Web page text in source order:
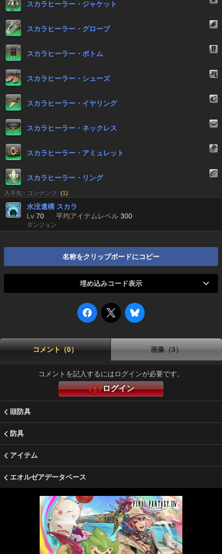
スカラヒーラー・ジャケット
スカラヒーラー・グローブ
スカラヒーラー・ボトム
スカラヒーラー・シューズ
スカラヒーラー・イヤリング
スカラヒーラー・ネックレス
スカラヒーラー・アミュレット
スカラヒーラー・リング
入手先 : コンテンツ (1)
水没遺構 スカラ
Lv 70 平均アイテムレベル 300
ダンジョン
名称をクリップボードにコピー
埋め込みコード表示
コメント（0） 画像（3）
コメントを記入するにはログインが必要です。
ログイン
頭防具
防具
アイテム
エオルゼアデータベース